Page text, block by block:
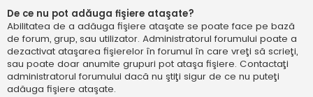
De ce nu pot adăuga fişiere ataşate?
Abilitatea de a adăuga fişiere ataşate se poate face pe bază
de forum, grup, sau utilizator. Administratorul forumului poate a
dezactivat ataşarea fişierelor în forumul în care vreţi să scrieţi,
sau poate doar anumite grupuri pot ataşa fişiere. Contactaţi
administratorul forumului dacă nu ştiţi sigur de ce nu puteţi
adăuga fişiere ataşate.